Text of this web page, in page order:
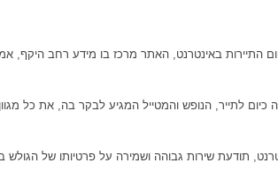
בשנת 2011 על ידי צוות יזמים המתמחה בתחום התיירות באינטרנט, האתר מרכז
לתייר, הנופש והמטייל המגיע לבקר בה, את כל
תודעת שירות גבוהה ושמירה על פרטיותו של